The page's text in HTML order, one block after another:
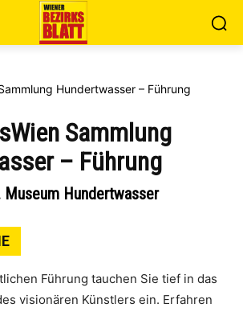
Sammlung
– Führung
Museum Hundertwasser
Führung tauchen Sie tief in das
visionären Künstlers ein. Erfahren